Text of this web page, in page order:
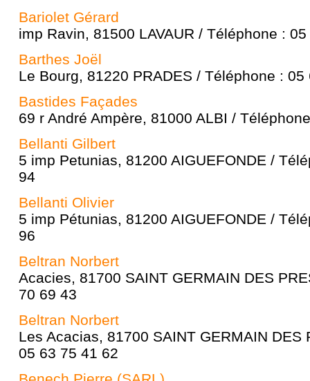
Bariolet Gérard
imp Ravin, 81500 LAVAUR / Téléphone :
Barthes Joël
Le Bourg, 81220 PRADES / Téléphone : 05
Bastides Façades
69 r André Ampère, 81000 ALBI /
Bellanti Gilbert
5 imp Petunias, 81200 AIGUEFONDE /
94
Bellanti Olivier
5 imp Pétunias, 81200 AIGUEFONDE /
96
Beltran Norbert
Acacies, 81700 SAINT GERMAIN DES
70 69 43
Beltran Norbert
Les Acacias, 81700 SAINT GERMAIN DES
05 63 75 41 62